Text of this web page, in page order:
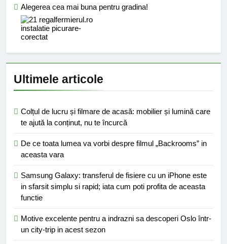
Alegerea cea mai buna pentru gradina!
Ultimele articole
Colțul de lucru și filmare de acasă: mobilier și lumină care
te ajută la conținut, nu te încurcă
De ce toata lumea va vorbi despre filmul „Backrooms” in
aceasta vara
Samsung Galaxy: transferul de fisiere cu un iPhone este
in sfarsit simplu si rapid; iata cum poti profita de aceasta
functie
Motive excelente pentru a indrazni sa descoperi Oslo într-
un city-trip in acest sezon